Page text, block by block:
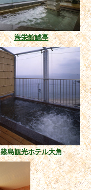
海栄館鯱亭
篠島観光ホテル大角